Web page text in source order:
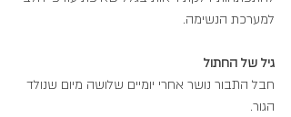
למערכת הנשימה.
גיל של החתול
חבל התבור נושר אחרי יומיים שלושה מיום שנולד
הגור.